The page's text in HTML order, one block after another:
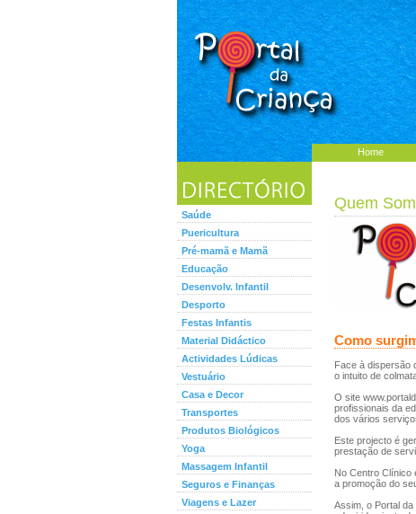
Home
Saúde
Puericultura
Pré-mamã e Mamã
Educação
Desenvolv. Infantil
Desporto
Festas Infantis
Material Didáctico
Actividades Lúdicas
Vestuário
Casa e Decor
Transportes
Produtos Biológicos
Yoga
Massagem Infantil
Seguros e Finanças
Viagens e Lazer
Quem
Como
Face à dispersão
o intuito de
O site
profissionais da
dos vários
Este projecto é
prestação de
No Centro Clínico
a promoção do
Assim, o Portal